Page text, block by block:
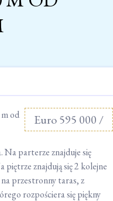
Euro 595 000 /
od
Na parterze znajduje się
znajdują się 2 kolejne
przestronny taras, z
rozpościera się piękny